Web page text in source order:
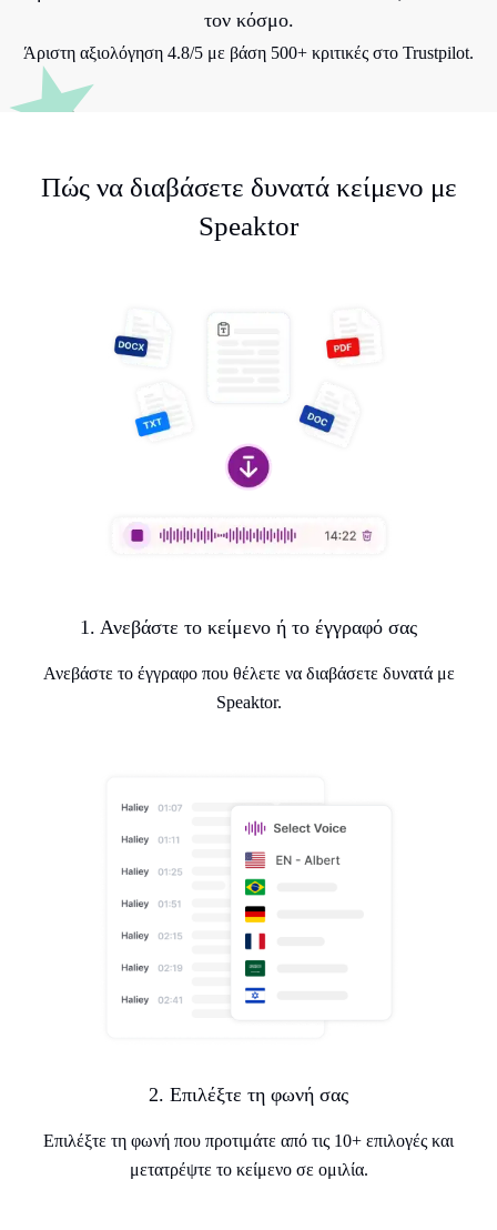
τον κόσμο.
Άριστη αξιολόγηση 4.8/5 με βάση 500+ κριτικές στο Trustpilot.
Πώς να διαβάσετε δυνατά κείμενο με
Speaktor
1. Ανεβάστε το κείμενο ή το έγγραφό σας
Ανεβάστε το έγγραφο που θέλετε να διαβάσετε δυνατά με
Speaktor.
2. Επιλέξτε τη φωνή σας
Επιλέξτε τη φωνή που προτιμάτε από τις 10+ επιλογές και
μετατρέψτε το κείμενο σε ομιλία.